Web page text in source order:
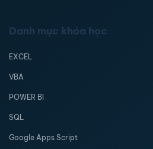
Danh mục khóa học
EXCEL
VBA
POWER BI
SQL
Google Apps Script